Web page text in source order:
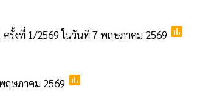
รั้งที่ 1/2569 ในวันที่ 7 พฤษภาคม 2569 poll
ฤษภาคม 2569 poll